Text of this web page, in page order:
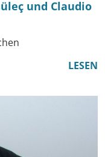
und Claudio
LESEN